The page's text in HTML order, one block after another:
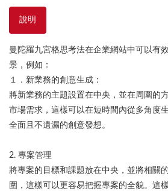
說明
曼陀羅九宮格思考法在企業網站中可以有
景，例如：
１．新業務的創意生成：
將新業務的主題設置在中央，並在周圍的
市場需求，這樣可以在短時間內從多角度
全面且不遺漏的創意發想。
2. 專案管理
將專案的目標和課題放在中央，並將相關
圍，這樣可以更容易把握專案的全貌。這